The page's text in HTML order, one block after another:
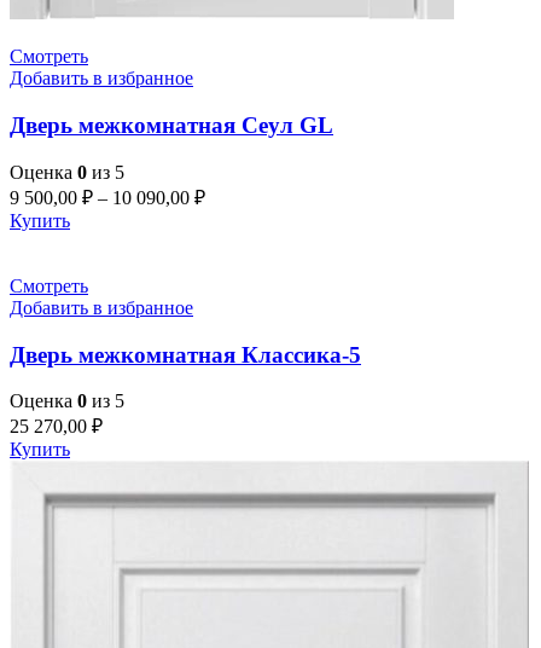
Смотреть
Добавить в избранное
Дверь межкомнатная Сеул GL
Оценка 0 из 5
9 500,00 ₽ – 10 090,00 ₽
Купить
Смотреть
Добавить в избранное
Дверь межкомнатная Классика-5
Оценка 0 из 5
25 270,00 ₽
Купить